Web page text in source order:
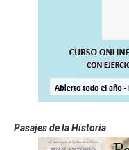
Pasajes de la Historia